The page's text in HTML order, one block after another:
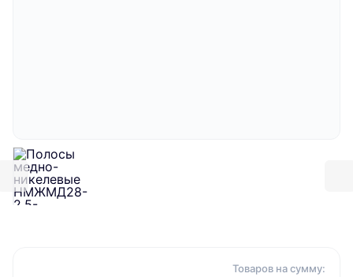
Товаров на сумму: